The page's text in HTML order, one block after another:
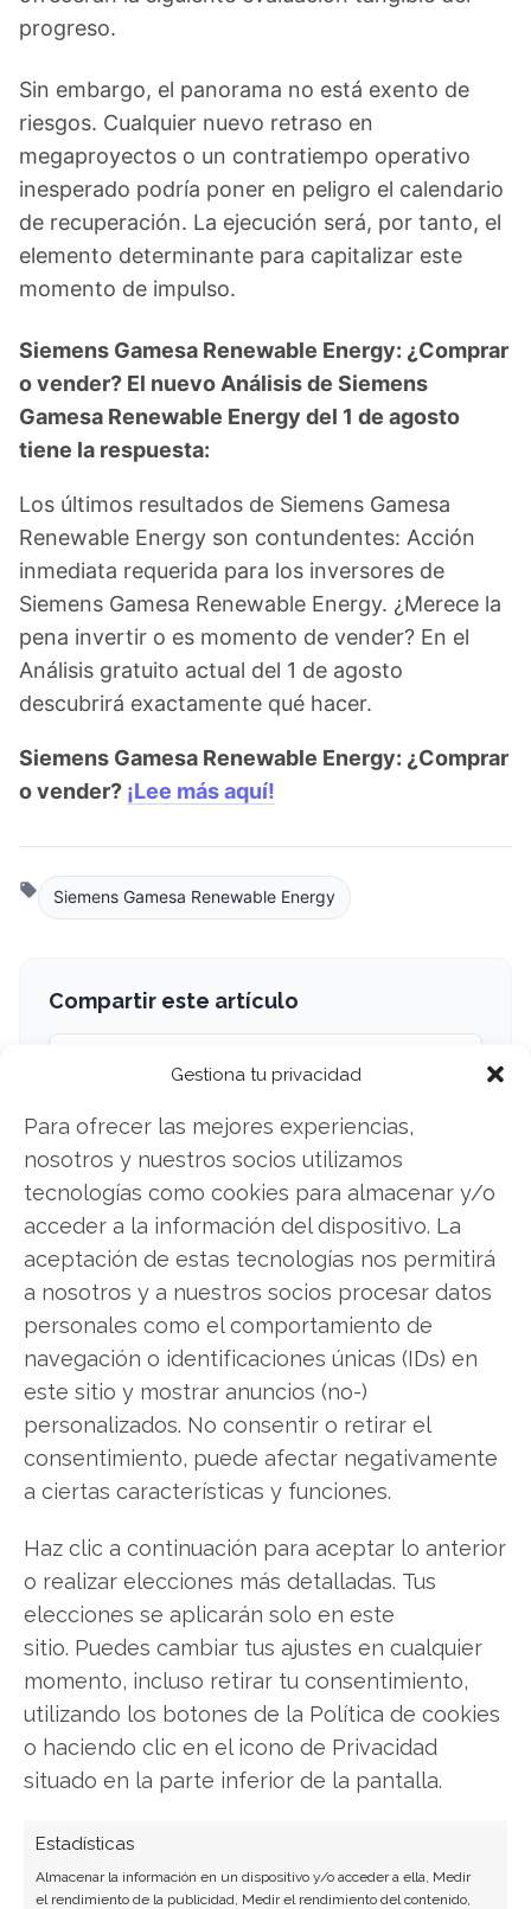
Gestiona tu privacidad
Para ofrecer las mejores experiencias,
nosotros y nuestros socios utilizamos
tecnologías como cookies para almacenar y/o
acceder a la información del dispositivo. La
aceptación de estas tecnologías nos permitirá
a nosotros y a nuestros socios procesar datos
personales como el comportamiento de
navegación o identificaciones únicas (IDs) en
este sitio y mostrar anuncios (no-)
personalizados. No consentir o retirar el
consentimiento, puede afectar negativamente
a ciertas características y funciones.
Haz clic a continuación para aceptar lo anterior
o realizar elecciones más detalladas. Tus
elecciones se aplicarán solo en este
sitio. Puedes cambiar tus ajustes en cualquier
momento, incluso retirar tu consentimiento,
utilizando los botones de la Política de cookies
o haciendo clic en el icono de Privacidad
situado en la parte inferior de la pantalla.
Estadísticas
Almacenar la información en un dispositivo y/o acceder a ella, Medir
el rendimiento de la publicidad, Medir el rendimiento del contenido,
progreso.
Sin embargo, el panorama no está exento de
riesgos. Cualquier nuevo retraso en
megaproyectos o un contratiempo operativo
inesperado podría poner en peligro el calendario
de recuperación. La ejecución será, por tanto, el
elemento determinante para capitalizar este
momento de impulso.
Siemens Gamesa Renewable Energy: ¿Comprar
o vender? El nuevo Análisis de Siemens
Gamesa Renewable Energy del 1 de agosto
tiene la respuesta:
Los últimos resultados de Siemens Gamesa
Renewable Energy son contundentes: Acción
inmediata requerida para los inversores de
Siemens Gamesa Renewable Energy. ¿Merece la
pena invertir o es momento de vender? En el
Análisis gratuito actual del 1 de agosto
descubrirá exactamente qué hacer.
Siemens Gamesa Renewable Energy: ¿Comprar
o vender? ¡Lee más aquí!
Siemens Gamesa Renewable Energy
Compartir este artículo
Facebook
LinkedIn
Copiar enlace
SOBRE EL AUTOR
Carmen Ruiz López
transformación digital con más de 8 años de
experiencia. Experta en inteligencia artificial,
ciberseguridad y startups tecnológicas.
Ver todos los artículos →